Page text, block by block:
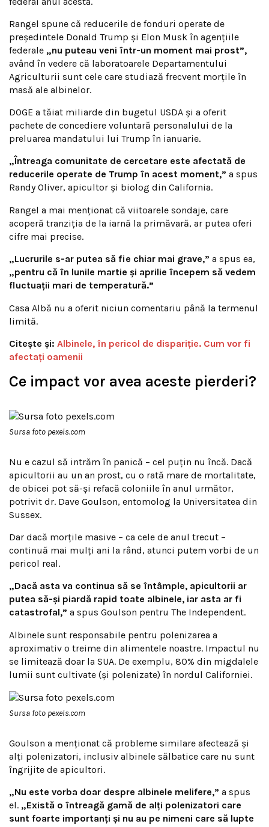
Rangel spune că reducerile de fonduri operate de
președintele Donald Trump și Elon Musk în agențiile
federale „nu puteau veni într-un moment mai prost”,
având în vedere că laboratoarele Departamentului
Agriculturii sunt cele care studiază frecvent morțile în
masă ale albinelor.
DOGE a tăiat miliarde din bugetul USDA și a oferit
pachete de concediere voluntară personalului de la
preluarea mandatului lui Trump în ianuarie.
„Întreaga comunitate de cercetare este afectată de
reducerile operate de Trump în acest moment,” a spus
Randy Oliver, apicultor și biolog din California.
Rangel a mai menționat că viitoarele sondaje, care
acoperă tranziția de la iarnă la primăvară, ar putea oferi
cifre mai precise.
„Lucrurile s-ar putea să fie chiar mai grave,” a spus ea,
„pentru că în lunile martie și aprilie începem să vedem
fluctuații mari de temperatură.”
Casa Albă nu a oferit niciun comentariu până la termenul
limită.
Citește și: Albinele, în pericol de dispariţie. Cum vor fi
afectați oamenii
Ce impact vor avea aceste pierderi?
Sursa foto pexels.com
Nu e cazul să intrăm în panică – cel puțin nu încă. Dacă
apicultorii au un an prost, cu o rată mare de mortalitate,
de obicei pot să-și refacă coloniile în anul următor,
potrivit dr. Dave Goulson, entomolog la Universitatea din
Sussex.
Dar dacă morțile masive – ca cele de anul trecut –
continuă mai mulți ani la rând, atunci putem vorbi de un
pericol real.
„Dacă asta va continua să se întâmple, apicultorii ar
putea să-și piardă rapid toate albinele, iar asta ar fi
catastrofal,” a spus Goulson pentru The Independent.
Albinele sunt responsabile pentru polenizarea a
aproximativ o treime din alimentele noastre. Impactul nu
se limitează doar la SUA. De exemplu, 80% din migdalele
lumii sunt cultivate (și polenizate) în nordul Californiei.
Sursa foto pexels.com
Goulson a menționat că probleme similare afectează și
alți polenizatori, inclusiv albinele sălbatice care nu sunt
îngrijite de apicultori.
„Nu este vorba doar despre albinele melifere,” a spus
el. „Există o întreagă gamă de alți polenizatori care
sunt foarte importanți și nu au pe nimeni care să lupte